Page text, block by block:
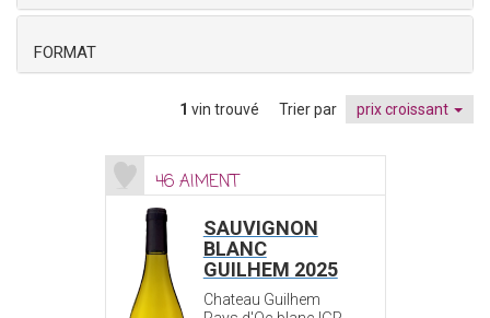
FORMAT
1 vin trouvé Trier par prix croissant
46 AIMENT
SAUVIGNON
BLANC
GUILHEM 2025
Chateau Guilhem